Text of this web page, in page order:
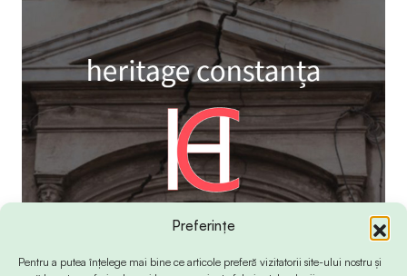
Preferințe
Pentru a putea înțelege mai bine ce articole preferă vizitatorii site-ului nostru și